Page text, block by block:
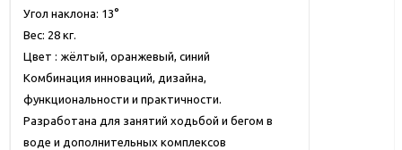
Угол наклона: 13°
Вес: 28 кг.
Цвет : жёлтый, оранжевый, синий
Комбинация инноваций, дизайна,
функциональности и практичности.
Разработана для занятий ходьбой и бегом в
воде и дополнительных комплексов